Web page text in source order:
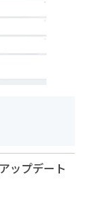
ップデート